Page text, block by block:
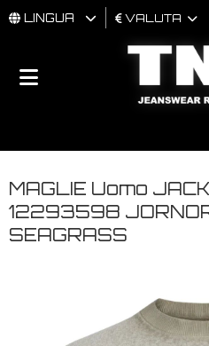
UOMO
BRAND
LINGUA VALUTA
MAGLIE Uomo
12293598
SEAGRASS